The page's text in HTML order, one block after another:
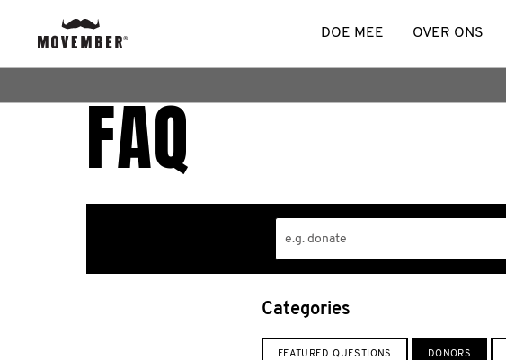
DOE MEE OVER ONS
FAQ
Categories
FEATURED QUESTIONS DONORS